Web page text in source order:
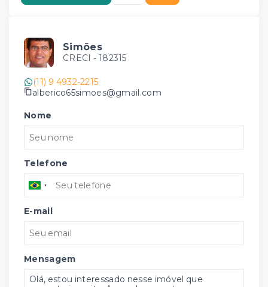
Simões
CRECI - 182315
(11) 9 4932-2215
alberico65simoes@gmail.com
Nome
Telefone
E-mail
Mensagem